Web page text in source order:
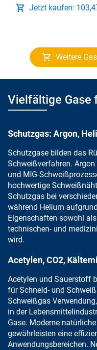
Jetzt kaufen:
Weitere
Vielfältige Gase
Schutzgas: Argon,
Schutzgase bilden das
Schweißverfahren. Argon
und MIG-
hochwertige
Schutzgas bei
während Helium
Eigenschaften sowohl
technischen- und
wird.
Acetylen, CO2,
Acetylen und Sauerstoff
für Schneid- und
Schweißgas
in der
Gase. Moderne
gewährleisten eine
Anwendungsbereichen.